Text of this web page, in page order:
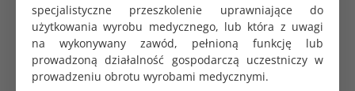
specjalistyczne przeszkolenie uprawniające do
użytkowania wyrobu medycznego, lub która z uwagi
na wykonywany zawód, pełnioną funkcję lub
prowadzoną działalność gospodarczą uczestniczy w
prowadzeniu obrotu wyrobami medycznymi.